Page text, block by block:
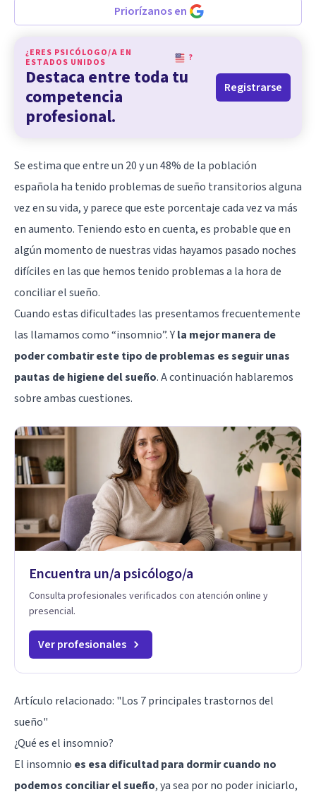
Priorízanos en
¿ERES PSICÓLOGO/A EN
ESTADOS UNIDOS
?
Destaca entre toda tu
competencia
profesional.
Registrarse
Se estima que entre un 20 y un 48% de la población
española ha tenido problemas de sueño transitorios alguna
vez en su vida, y parece que este porcentaje cada vez va más
en aumento. Teniendo esto en cuenta, es probable que en
algún momento de nuestras vidas hayamos pasado noches
difíciles en las que hemos tenido problemas a la hora de
conciliar el sueño.
Cuando estas dificultades las presentamos frecuentemente
las llamamos como “insomnio”. Yla mejor manera de
poder combatir este tipo de problemas es seguir unas
pautas de higiene del sueño. A continuación hablaremos
sobre ambas cuestiones.
Encuentra un/a psicólogo/a
Consulta profesionales verificados con atención online y
presencial.
Ver profesionales
Artículo relacionado: "Los 7 principales trastornos del
sueño"
¿Qué es el insomnio?
El insomnio es esa dificultad para dormir cuando no
podemos conciliar el sueño, ya sea por no poder iniciarlo,